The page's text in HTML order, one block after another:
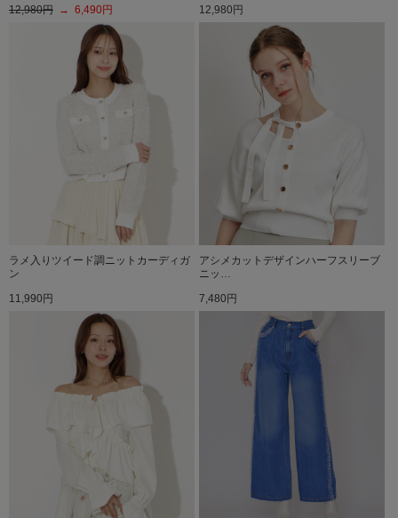
12,980円 → 6,490円 12,980円
ラメ入りツイード調ニットカーディガ
ン
11,990円
アシメカットデザインハーフスリーブ
ニッ…
7,480円